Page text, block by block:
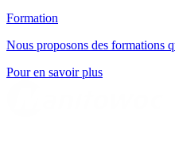
Formation
Nous proposons des formations
Pour en savoir plus